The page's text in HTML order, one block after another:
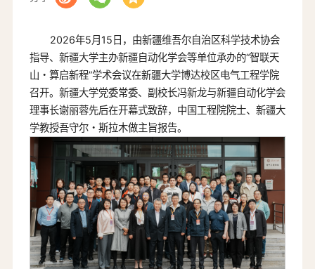
2026年5月15日，由新疆维吾尔自治区科学技术协会
指导、新疆大学主办新疆自动化学会等单位承办的“智联天
山・算启新程”学术会议在新疆大学博达校区电气工程学院
召开。新疆大学党委常委、副校长冯新龙与新疆自动化学会
理事长谢丽蓉先后在开幕式致辞，中国工程院院士、新疆大
学教授吾守尔・斯拉木做主旨报告。